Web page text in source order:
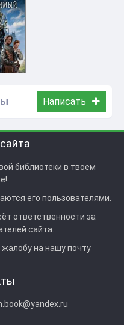
Написать
библиотеки в твоем
его пользователями.
ответственности за
сайта.
на нашу почту